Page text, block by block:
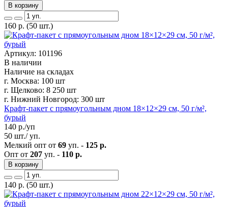
В корзину
160 р. (50 шт.)
Артикул: 101196
В наличии
Наличие на складах
г. Москва: 100 шт
г. Щелково: 8 250 шт
г. Нижний Новгород: 300 шт
Крафт-пакет с прямоугольным дном 18×12×29 см, 50 г/м²,
бурый
140 р./уп
50 шт./ уп.
Мелкий опт от 69 уп. - 125 р.
Опт от 207 уп. - 110 р.
В корзину
140 р. (50 шт.)